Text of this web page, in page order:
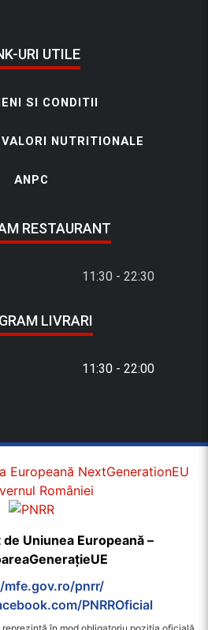
URI UTILE
SI CONDITII
NUTRITIONALE
ANPC
RESTAURANT
11:30 - 22:30
LIVRARI
11:30 - 22:00
de Uniunea Europeană –
pnrr/
PNRROficial